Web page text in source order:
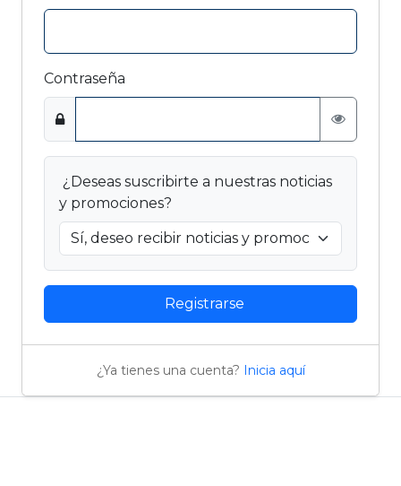
Contraseña
¿Deseas suscribirte a nuestras noticias
y promociones?
Registrarse
¿Ya tienes una cuenta? Inicia aquí